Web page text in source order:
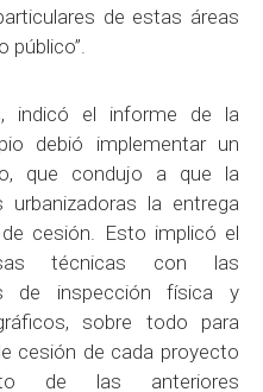
de estas áreas
público”.
indicó el informe de la
debió implementar un
que condujo a que la
la entrega
cesión. Esto implicó el
técnicas con las
de inspección física y
sobre todo para
cesión de cada proyecto
de las anteriores